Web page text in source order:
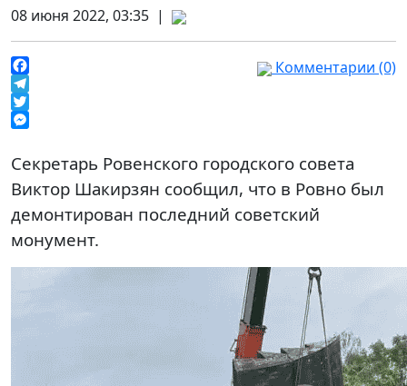
08 июня 2022, 03:35 |
Facebook
Telegram
Twitter
Комментарии (0)
Секретарь Ровенского городского совета
Виктор Шакирзян сообщил, что в Ровно был
демонтирован последний советский
монумент.